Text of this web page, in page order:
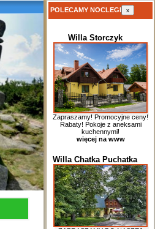
POLECAMY NOCLEGI x
Willa Storczyk
Zapraszamy! Promocyjne ceny!
Rabaty! Pokoje z aneksami
kuchennymi!
więcej na www
Willa Chatka Puchatka